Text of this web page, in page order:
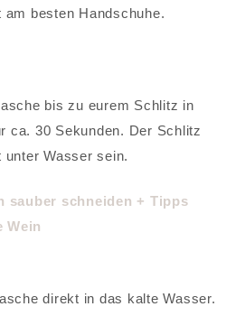
besten Handschuhe.
bis zu eurem Schlitz in
ca. 30 Sekunden. Der Schlitz
Wasser sein.
direkt in das kalte Wasser.